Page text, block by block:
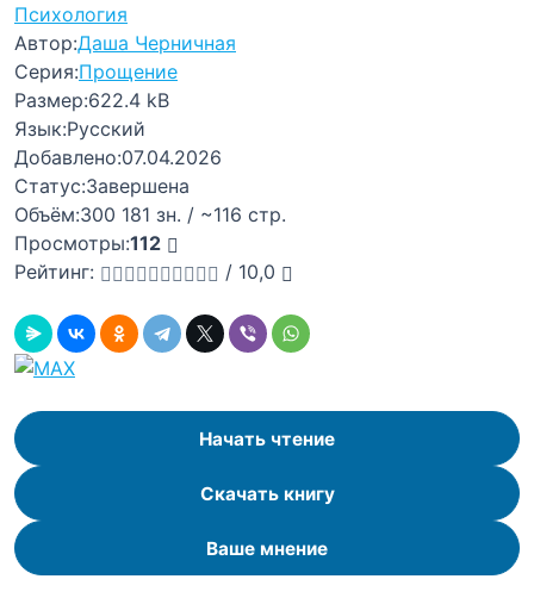
Психология
Автор:Даша Черничная
Серия:Прощение
Размер:622.4 kB
Язык:Русский
Добавлено:07.04.2026
Статус:Завершена
Объём:300 181 зн. / ~116 стр.
Просмотры:112
Рейтинг:
/ 10,0
Начать чтение
Скачать книгу
Ваше мнение